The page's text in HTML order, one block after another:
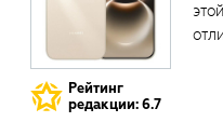
Рейтинг
редакции: 6.7